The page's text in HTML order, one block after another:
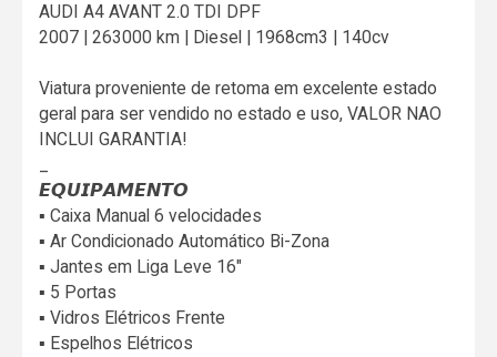
AUDI A4 AVANT 2.0 TDI DPF
2007 | 263000 km | Diesel | 1968cm3 | 140cv
Viatura proveniente de retoma em excelente estado
geral para ser vendido no estado e uso, VALOR NAO
INCLUI GARANTIA!
𝙀𝙌𝙐𝙄𝙋𝘼𝙈𝙀𝙉𝙏𝙊
▪️ Caixa Manual 6 velocidades
▪️ Ar Condicionado Automático Bi-Zona
▪️ Jantes em Liga Leve 16"
▪️ 5 Portas
▪️ Vidros Elétricos Frente
▪️ Espelhos Elétricos